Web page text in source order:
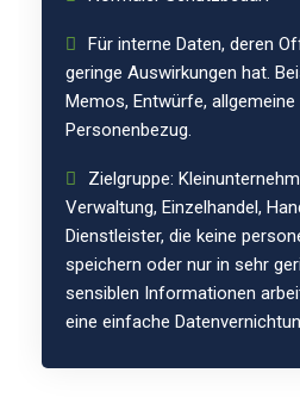
Für interne Daten, deren
geringe Auswirkungen hat.
Memos, Entwürfe,
Personenbezug.
Zielgruppe:
Verwaltung, Einzelhandel,
Dienstleister, die keine
speichern oder nur in sehr
sensiblen Informationen
eine einfache